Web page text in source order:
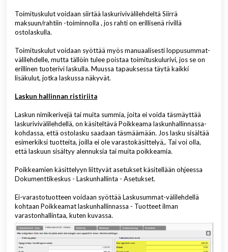
Toimituskulut voidaan siirtää laskurivivälilehdeltä Siirrä
maksuun/rahtiin -toiminnolla , jos rahti on erillisenä rivillä
ostolaskulla.
Toimituskulut voidaan syöttää myös manuaalisesti loppusummat-
välilehdelle, mutta tällöin tulee poistaa toimituskulurivi, jos se on
erillinen tuoterivi laskulla. Muussa tapauksessa täytä kaikki
lisäkulut, jotka laskussa näkyvät.
Laskun hallinnan ristiriita
Laskun nimikerivejä tai muita summia, joita ei voida täsmäyttää
laskurivivälilehdellä, on käsiteltävä Poikkeama laskunhallinnassa-
kohdassa, että ostolasku saadaan täsmäämään. Jos lasku sisältää
esimerkiksi tuotteita, joilla ei ole varastokäsittelyä,. Tai voi olla,
että laskuun sisältyy alennuksia tai muita poikkeamia.
Poikkeamien käsittelyyn liittyvät asetukset käsitellään ohjeessa
Dokumenttikeskus - Laskunhallinta - Asetukset.
Ei-varastotuotteen voidaan syöttää Laskusummat-välilehdellä
kohtaan Poikkeamat laskunhallinnassa - Tuotteet ilman
varastonhallintaa, kuten kuvassa.